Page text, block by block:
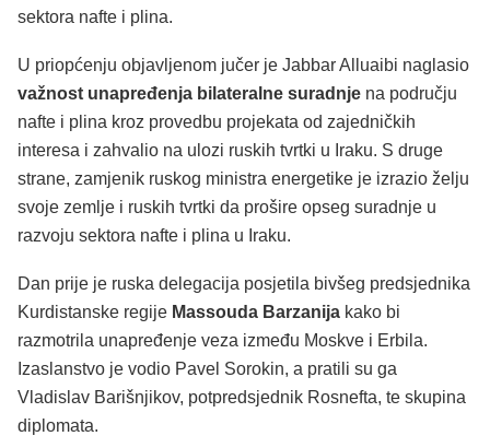
sektora nafte i plina.
U priopćenju objavljenom jučer je Jabbar Alluaibi naglasio
važnost unapređenja bilateralne suradnje na području
nafte i plina kroz provedbu projekata od zajedničkih
interesa i zahvalio na ulozi ruskih tvrtki u Iraku. S druge
strane, zamjenik ruskog ministra energetike je izrazio želju
svoje zemlje i ruskih tvrtki da prošire opseg suradnje u
razvoju sektora nafte i plina u Iraku.
Dan prije je ruska delegacija posjetila bivšeg predsjednika
Kurdistanske regije Massouda Barzanija kako bi
razmotrila unapređenje veza između Moskve i Erbila.
Izaslanstvo je vodio Pavel Sorokin, a pratili su ga
Vladislav Barišnjikov, potpredsjednik Rosnefta, te skupina
diplomata.